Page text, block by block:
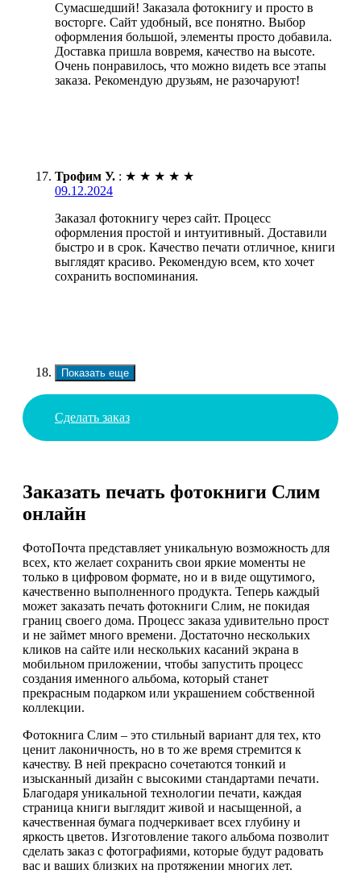
Сумасшедший! Заказала фотокнигу и просто в
восторге. Сайт удобный, все понятно. Выбор
оформления большой, элементы просто добавила.
Доставка пришла вовремя, качество на высоте.
Очень понравилось, что можно видеть все этапы
заказа. Рекомендую друзьям, не разочаруют!
Трофим У. : ★ ★ ★ ★ ★
09.12.2024
Заказал фотокнигу через сайт. Процесс
оформления простой и интуитивный. Доставили
быстро и в срок. Качество печати отличное, книги
выглядят красиво. Рекомендую всем, кто хочет
сохранить воспоминания.
Показать еще
Сделать заказ
Заказать печать фотокниги Слим
онлайн
ФотоПочта представляет уникальную возможность для
всех, кто желает сохранить свои яркие моменты не
только в цифровом формате, но и в виде ощутимого,
качественно выполненного продукта. Теперь каждый
может заказать печать фотокниги Слим, не покидая
границ своего дома. Процесс заказа удивительно прост
и не займет много времени. Достаточно нескольких
кликов на сайте или нескольких касаний экрана в
мобильном приложении, чтобы запустить процесс
создания именного альбома, который станет
прекрасным подарком или украшением собственной
коллекции.
Фотокнига Слим – это стильный вариант для тех, кто
ценит лаконичность, но в то же время стремится к
качеству. В ней прекрасно сочетаются тонкий и
изысканный дизайн с высокими стандартами печати.
Благодаря уникальной технологии печати, каждая
страница книги выглядит живой и насыщенной, а
качественная бумага подчеркивает всех глубину и
яркость цветов. Изготовление такого альбома позволит
сделать заказ с фотографиями, которые будут радовать
вас и ваших близких на протяжении многих лет.